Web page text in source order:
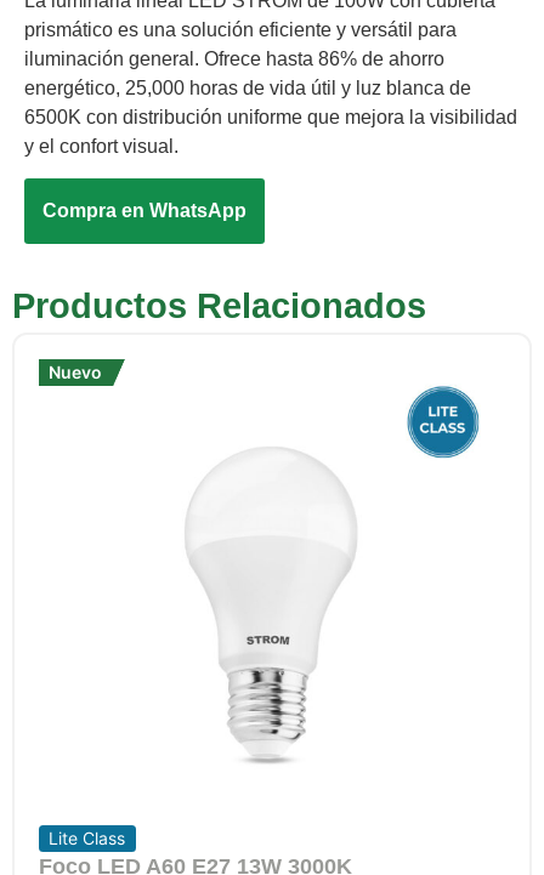
prismático es una solución eficiente y versátil para
iluminación general. Ofrece hasta 86% de ahorro
energético, 25,000 horas de vida útil y luz blanca de
6500K con distribución uniforme que mejora la visibilidad
y el confort visual.
Compra en WhatsApp
Productos Relacionados
Nuevo
Nuevo
Lite Class
Foco LED A60 E27 13W 3000K